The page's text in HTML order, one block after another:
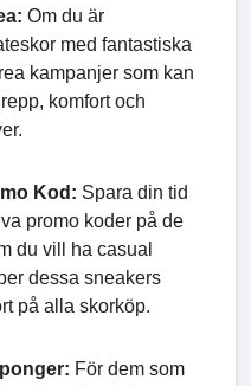
Om du är
med fantastiska
kampanjer som kan
komfort och
Kod: Spara din tid
promo koder på de
du vill ha casual
dessa sneakers
på alla skorköp.
För dem som